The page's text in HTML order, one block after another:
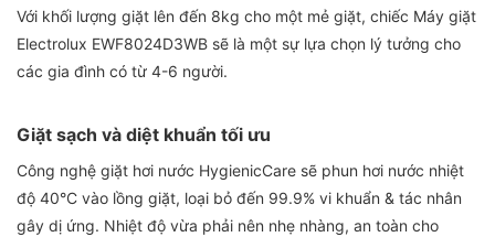
Với khối lượng giặt lên đến 8kg cho một mẻ giặt, chiếc Máy giặt
Electrolux EWF8024D3WB sẽ là một sự lựa chọn lý tưởng cho
các gia đình có từ 4-6 người.
Giặt sạch và diệt khuẩn tối ưu
Công nghệ giặt hơi nước HygienicCare sẽ phun hơi nước nhiệt
độ 40°C vào lồng giặt, loại bỏ đến 99.9% vi khuẩn & tác nhân
gây dị ứng. Nhiệt độ vừa phải nên nhẹ nhàng, an toàn cho